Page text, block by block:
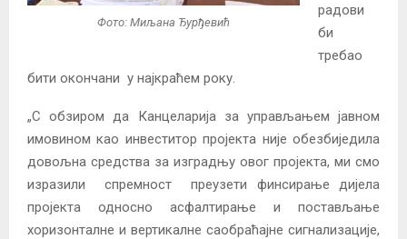
Фото: Миљана Ђурђевић
радови
би
требао
бити окончани у најкраћем року.
„С обзиром да Канцеларија за управљањем јавном
имовином као инвеститор пројекта није обезбиједила
довољна средства за изградњу овог пројекта, ми смо
изразили спремност преузети финсирање дијела
пројекта односно асфалтирање и постављање
хоризонталне и вертикалне саобраћајне сигнализације,